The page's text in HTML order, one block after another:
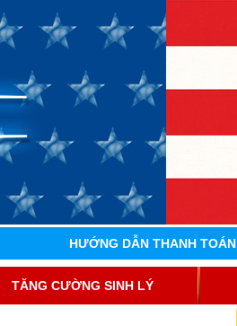
HƯỚNG DẪN THANH TOÁN
TĂNG CƯỜNG SINH LÝ